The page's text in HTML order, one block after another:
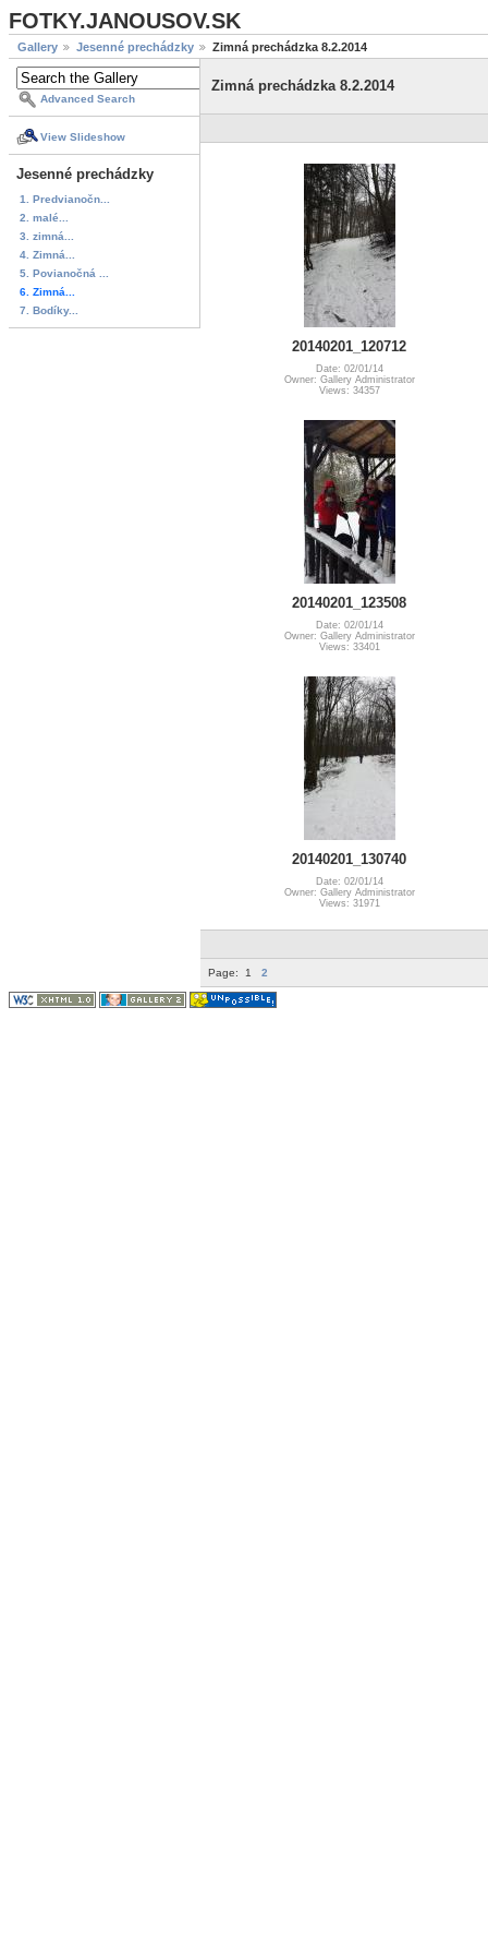
FOTKY.JANOUSOV.SK
Gallery Jesenné prechádzky Zimná prechádzka 8.2.2014
Advanced Search
View Slideshow
Jesenné prechádzky
1. Predvianočn...
2. malé...
3. zimná...
4. Zimná...
5. Povianočná ...
6. Zimná...
7. Bodíky...
Zimná prechádzka 8.2.2014
20140201_120712
Date: 02/01/14
Owner: Gallery Administrator
Views: 34357
20140201_123508
Date: 02/01/14
Owner: Gallery Administrator
Views: 33401
20140201_130740
Date: 02/01/14
Owner: Gallery Administrator
Views: 31971
Page: 1 2